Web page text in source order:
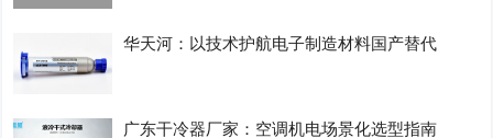
华天河：以技术护航电子制造材料国产替代
广东干冷器厂家：空调机电场景化选型指南